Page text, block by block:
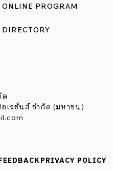
ONLINE PROGRAM
DIRECTORY
ด
เรชั่นส์ จำกัด (มหาชน)
PRIVACY POLICY